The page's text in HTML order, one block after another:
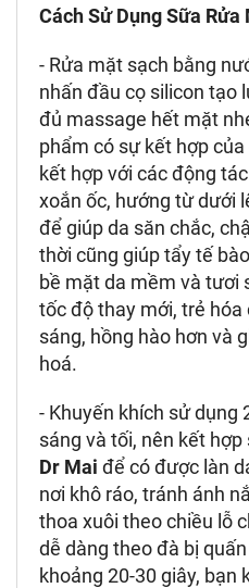
Cách Sử Dụng Sữa Rửa
- Rửa mặt sạch bằng
nhấn đầu cọ silicon tạo
đủ massage hết mặt
phẩm có sự kết hợp
kết hợp với các động
xoắn ốc, hướng từ dưới
để giúp da săn chắc,
thời cũng giúp tẩy tế
bề mặt da mềm và tươi
tốc độ thay mới, trẻ
sáng, hồng hào hơn và
hoá.
- Khuyến khích sử dụng
sáng và tối, nên kết
Dr Mai để có được làn
nơi khô ráo, tránh ánh
thoa xuôi theo chiều lỗ
dễ dàng theo đà bị
khoảng 20-30 giây, bạn